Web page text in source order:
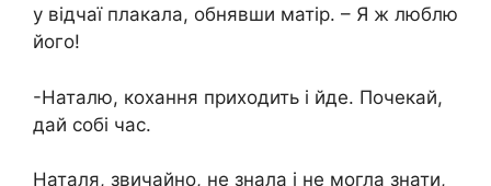
у відчаї плакала, обнявши матір. – Я ж люблю
його!
-Наталю, кохання приходить і йде. Почекай,
дай собі час.
Наталя, звичайно, не знала і не могла знати,